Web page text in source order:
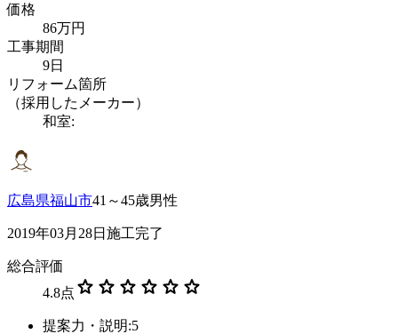
価格
86万円
工事期間
9日
リフォーム箇所
（採用したメーカー）
和室:
広島県福山市41～45歳男性
2019年03月28日施工完了
総合評価
4.8点 star star star star star star
提案力・説明:5